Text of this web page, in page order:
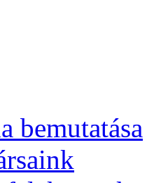
bemutatása